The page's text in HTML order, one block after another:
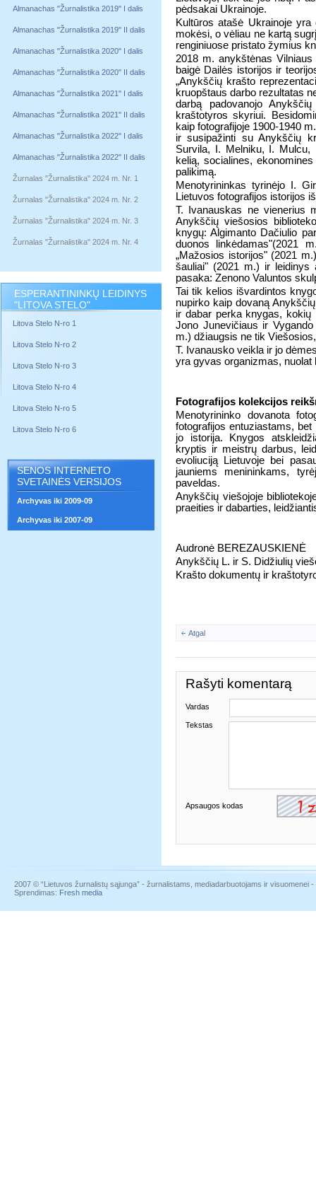
Almanachas "Žurnalistika 2019" I dalis
Almanachas "Žurnalistika 2019" II dalis
Almanachas "Žurnalistika 2020" I dalis
Almanachas "Žurnalistika 2020" II dalis
Almanachas "Žurnalistika 2021" I dalis
Almanachas "Žurnalistika 2021" II dalis
Almanachas "Žurnalistika 2022" I dalis
Almanachas "Žurnalistika 2022" II dalis
Žurnalas "Žurnalistika" 2024 m. Nr. 1
Žurnalas "Žurnalistika" 2024 m. Nr. 2
Žurnalas "Žurnalistika" 2024 m. Nr. 3
Žurnalas "Žurnalistika" 2024 m. Nr. 4
ESPERANTININKŲ LEIDINYS
"LITOVA STELO"
Litova Stelo N-ro 1
Litova Stelo N-ro 2
Litova Stelo N-ro 3
Litova Stelo N-ro 4
Litova Stelo N-ro 5
Litova Stelo N-ro 6
SENOS INTERNETO
SVETAINĖS VERSIJOS
Archyvas iki 2009-09
Archyvas iki 2007-09
pėdsakai Ukrainoje.
Kultūros atašė Ukrainoje
mokėsi, o vėliau ne kartą
renginiuose pristato žymius
2018 m. anykštėnas
baigė Dailės istorijos ir
„Anykščių krašto
kruopštaus darbo rezultatas
darbą padovanojo
kraštotyros skyriui.
kaip fotografijoje 1900-1940
ir susipažinti su Anykščių
Survila, I. Melniku, I. Mulcu,
kelią, socialines,
palikimą.
Menotyrininkas tyrinėjo I.
Lietuvos fotografijos istorijos
T. Ivanauskas ne vienerius
Anykščių viešosios
knygų: Algimanto Dačiulio
duonos linkėdamas"(2021
„Mažosios istorijos" (2021
šauliai" (2021 m.) ir leidinys
pasaka: Zenono Valuntos
Tai tik kelios išvardintos
nupirko kaip dovaną
ir dabar perka knygas, kokių
Jono Junevičiaus ir
m.) džiaugsis ne tik
T. Ivanausko veikla ir jo
yra gyvas organizmas, nuolat
Fotografijos kolekcijos
Menotyrininko dovanota
fotografijos entuziastams,
jo istorija. Knygos
kryptis ir meistrų darbus,
evoliuciją Lietuvoje bei
jauniems menininkams,
paveldas.
Anykščių viešojoje
praeities ir dabarties,
Audronė BEREZAUSKIENĖ
Anykščių L. ir S. Didžiulių
Krašto dokumentų ir
Atgal
Rašyti komentarą
Vardas
Tekstas
Apsaugos kodas
2007 © “Lietuvos žurnalistų sąjunga” - žurnalistams, mediadarbuotojams ir visuomenei
Sprendimas: Fresh media